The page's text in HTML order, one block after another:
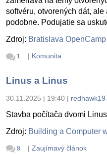
softvéru, otvorených dát,
podobne. Podujatie sa
Zdroj: Bratislava OpenCamp
1 | Komunita
Linus a Linus
30.11.2025 | 19:40 |
Stavba počítača dvomi
Zdroj: Building a Computer
8 | Zaujímavý článok